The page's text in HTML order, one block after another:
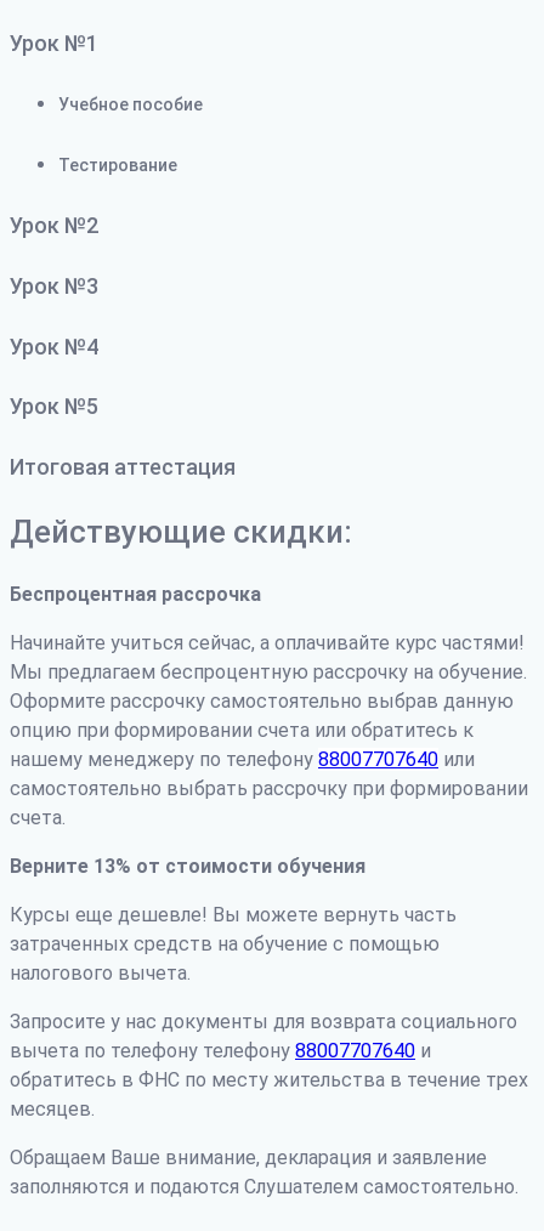
Урок №1
Учебное пособие
Тестирование
Урок №2
Урок №3
Урок №4
Урок №5
Итоговая аттестация
Действующие скидки:
Беспроцентная рассрочка
Начинайте учиться сейчас, а оплачивайте курс частями!
Мы предлагаем беспроцентную рассрочку на обучение.
Оформите рассрочку самостоятельно выбрав данную
опцию при формировании счета или обратитесь к
нашему менеджеру по телефону 88007707640 или
самостоятельно выбрать рассрочку при формировании
счета.
Верните 13% от стоимости обучения
Курсы еще дешевле! Вы можете вернуть часть
затраченных средств на обучение с помощью
налогового вычета.
Запросите у нас документы для возврата социального
вычета по телефону телефону 88007707640 и
обратитесь в ФНС по месту жительства в течение трех
месяцев.
Обращаем Ваше внимание, декларация и заявление
заполняются и подаются Слушателем самостоятельно.